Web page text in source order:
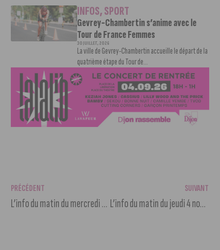
INFOS,SPORT
Gevrey-Chambertin s’anime avec le
Tour de France Femmes
30 JUILLET, 2026
La ville de Gevrey-Chambertin accueille le départ de la
quatrième étape du Tour de...
PRÉCÉDENT
L’info du matin du mercredi 3 novembre 2021
SUIVANT
L’info du matin du jeudi 4 novembre 2021